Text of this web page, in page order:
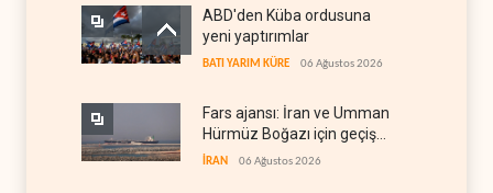
ABD'den Küba ordusuna
yeni yaptırımlar
BATI YARIM KÜRE 06 Ağustos 2026
Fars ajansı: İran ve Umman
Hürmüz Boğazı için geçiş
koridorlarında anlaştı
İRAN 06 Ağustos 2026